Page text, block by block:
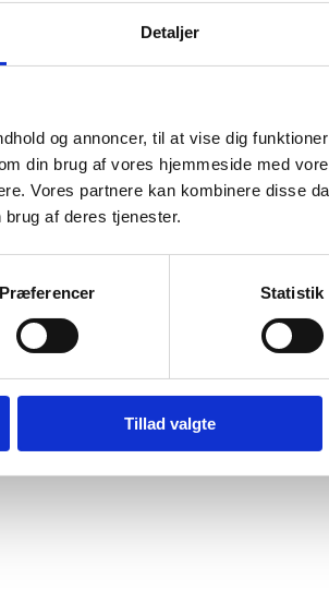
Detaljer
og annoncer, til at vise dig
din brug af vores hjemmeside med
Vores partnere kan kombinere disse
af deres tjenester.
Præferencer Statistik
Tillad valgte
af 8. februar
(II)
februar 1999 vedrørende anvendelsen af
Tilgængelighedserklæring